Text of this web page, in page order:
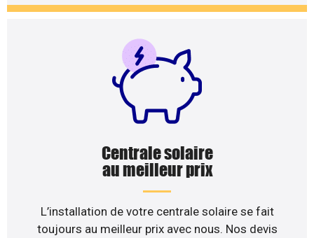
Centrale solaire
au meilleur prix
L’installation de votre centrale solaire se fait
toujours au meilleur prix avec nous. Nos devis